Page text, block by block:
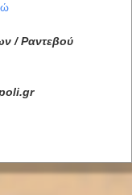
/ Ραντεβού
.gr